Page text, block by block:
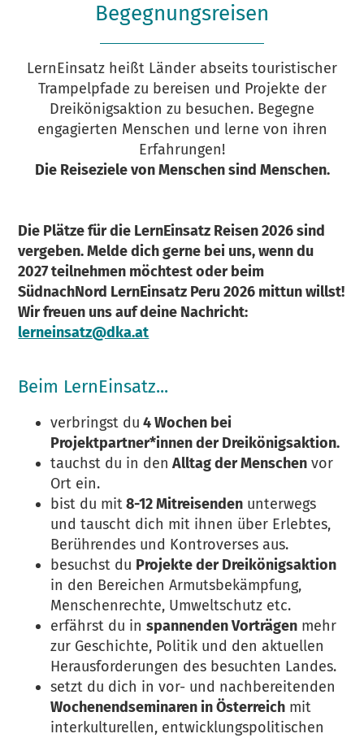
Begegnungsreisen
LernEinsatz heißt Länder abseits touristischer
Trampelpfade zu bereisen und Projekte der
Dreikönigsaktion zu besuchen. Begegne
engagierten Menschen und lerne von ihren
Erfahrungen!
Die Reiseziele von Menschen sind Menschen.
Die Plätze für die LernEinsatz Reisen 2026 sind
vergeben. Melde dich gerne bei uns, wenn du
2027 teilnehmen möchtest oder beim
SüdnachNord LernEinsatz Peru 2026 mittun willst!
Wir freuen uns auf deine Nachricht:
lerneinsatz@dka.at
Beim LernEinsatz...
verbringst du 4 Wochen bei
Projektpartner*innen der Dreikönigsaktion.
tauchst du in den Alltag der Menschen vor
Ort ein.
bist du mit8-12 Mitreisenden unterwegs
und tauscht dich mit ihnen über Erlebtes,
Berührendes und Kontroverses aus.
besuchst du Projekte der Dreikönigsaktion
in den Bereichen Armutsbekämpfung,
Menschenrechte, Umweltschutz etc.
erfährst du inspannenden Vorträgen mehr
zur Geschichte, Politik und den aktuellen
Herausforderungen des besuchten Landes.
setzt du dich in vor- und nachbereitenden
Wochenendseminaren in Österreich mit
interkulturellen, entwicklungspolitischen